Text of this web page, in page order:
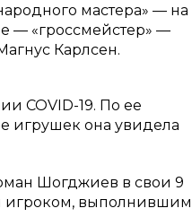
мастера» — на
— «гроссмейстер» —
Карлсен.
COVID-19. По ее
игрушек она увидела
Шогджиев в свои 9
игроком, выполнившим